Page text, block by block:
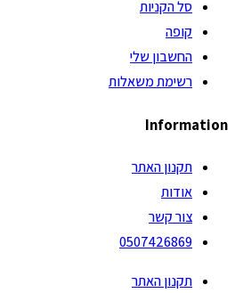
סל הקניות
קופה
החשבון שלי
רשימת משאלות
Information
תקנון האתר
אודות
צור קשר
0507426869
תקנון האתר